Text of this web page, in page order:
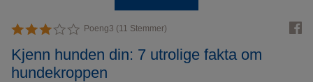
Poeng3 (11 Stemmer)
Kjenn hunden din: 7 utrolige fakta om
hundekroppen